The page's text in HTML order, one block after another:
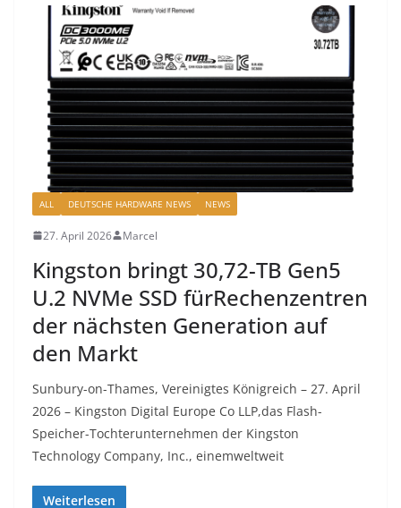
ALL DEUTSCHE HARDWARE NEWS NEWS
27. April 2026 Marcel
Kingston bringt 30,72-TB Gen5
U.2 NVMe SSD fürRechenzentren
der nächsten Generation auf
den Markt
Sunbury-on-Thames, Vereinigtes Königreich – 27. April
2026 – Kingston Digital Europe Co LLP,das Flash-
Speicher-Tochterunternehmen der Kingston
Technology Company, Inc., einemweltweit
Weiterlesen